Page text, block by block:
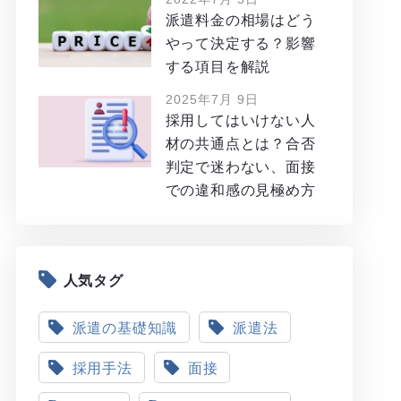
派遣料金の相場はどう
やって決定する？影響
する項目を解説
2025年7月 9日
採用してはいけない人
材の共通点とは？合否
判定で迷わない、面接
での違和感の見極め方
人気タグ
派遣の基礎知識 派遣法
採用手法 面接